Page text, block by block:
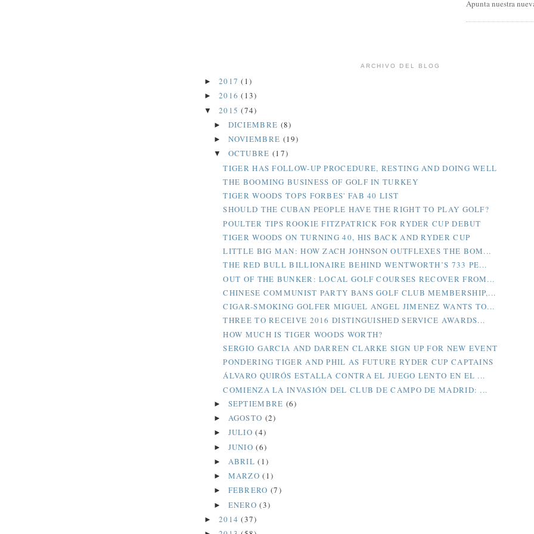
Apunta nuestra
ARCHIVO DEL BLOG
► 2017(1)
► 2016(13)
▼ 2015(74)
► DICIEMBRE (8)
► NOVIEMBRE (19)
▼ OCTUBRE (17)
TIGER HAS FOLLOW-UP PROCEDURE, RESTING AND DOING WELL
THE BOOMING BUSINESS OF GOLF IN TURKEY
TIGER WOODS TOPS FORBES' FAB 40 LIST
SHOULD THE CUBAN PEOPLE HAVE THE RIGHT TO PLAY GOLF?
POULTER TIPS ROOKIE FITZPATRICK FOR RYDER CUP DEBUT
TIGER WOODS ON TURNING 40, HIS BACK AND RYDER CUP
LITTLE BIG MAN: HOW ZACH JOHNSON OUTFLEXES THE BOM...
THE RED BULL BILLIONAIRE BEHIND WENTWORTH’S 733 PE...
OUT OF THE BUNKER: LOCAL GOLF COURSES RECOVER FROM...
CHINESE COMMUNIST PARTY BANS GOLF CLUB MEMBERSHIP,...
CIGAR-SMOKING GOLFER MIGUEL ANGEL JIMENEZ WANTS TO...
THREE TO RECEIVE 2016 DISTINGUISHED SERVICE AWARDS...
HOW MUCH IS TIGER WOODS WORTH?
SERGIO GARCIA AND DARREN CLARKE SIGN UP FOR NEW EVENT
PONDERING TIGER AND PHIL AS FUTURE RYDER CUP CAPTAINS
ÁLVARO QUIRÓS ESTALLA CONTRA EL JUEGO LENTO EN EL ...
COMIENZA LA INVASIÓN DEL CLUB DE CAMPO DE MADRID: ...
► SEPTIEMBRE (6)
► AGOSTO (2)
► JULIO(4)
► JUNIO(6)
► ABRIL(1)
► MARZO(1)
► FEBRERO (7)
► ENERO(3)
► 2014(37)